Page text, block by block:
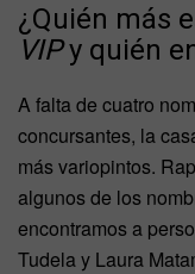
¿Quién más
VIPy quién
A falta de cuatro
concursantes, la
más variopintos.
algunos de los
encontramos a
Tudela y Laura